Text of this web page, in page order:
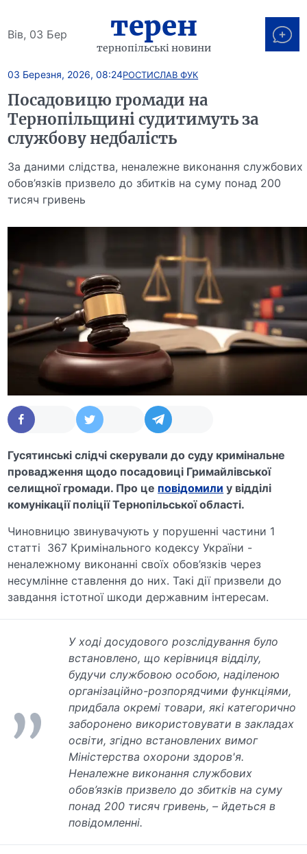
Вів, 03 Бер терен
тернопільські новини
03 Березня, 2026, 08:24РОСТИСЛАВ ФУК
Посадовицю громади на
Тернопільщині судитимуть за
службову недбалість
За даними слідства, неналежне виконання службових
обов’язків призвело до збитків на суму понад 200
тисяч гривень
Гусятинські слідчі скерували до суду кримінальне
провадження щодо посадовиці Гримайлівської
селищної громади. Про це повідомили у відділі
комунікації поліції Тернопільської області.
Чиновницю звинувачують у порушенні частини 1
статті 367 Кримінального кодексу України -
неналежному виконанні своїх обов’язків через
несумлінне ставлення до них. Такі дії призвели до
завдання істотної шкоди державним інтересам.
У ході досудового розслідування було
встановлено, що керівниця відділу,
будучи службовою особою, наділеною
організаційно-розпорядчими функціями,
придбала окремі товари, які категорично
заборонено використовувати в закладах
освіти, згідно встановлених вимог
Міністерства охорони здоров'я.
Неналежне виконання службових
обов’язків призвело до збитків на суму
понад 200 тисяч гривень, – йдеться в
повідомленні.